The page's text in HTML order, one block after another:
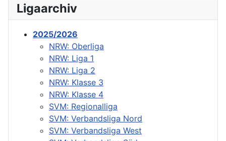
Ligaarchiv
2025/2026
NRW: Oberliga
NRW: Liga 1
NRW: Liga 2
NRW: Klasse 3
NRW: Klasse 4
SVM: Regionalliga
SVM: Verbandsliga Nord
SVM: Verbandsliga West